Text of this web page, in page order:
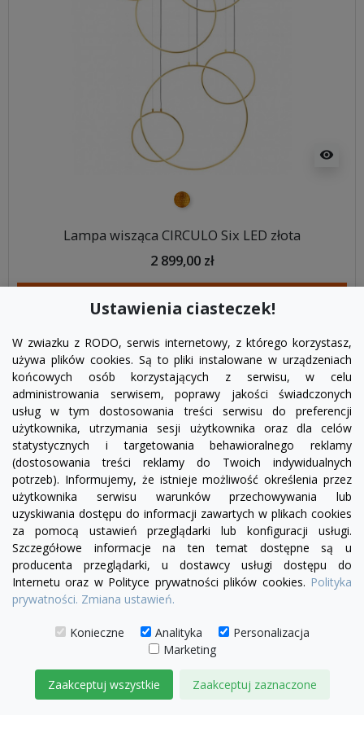
visibility
złoty
Lampa wisząca CIRCULO Six LED złota
2 899,00 zł
FacebookYouTubePinterest
Ustawienia ciasteczek!
W zwiazku z RODO, serwis internetowy, z którego korzystasz,
używa plików cookies. Są to pliki instalowane w urządzeniach
końcowych osób korzystających z serwisu, w celu
administrowania serwisem, poprawy jakości świadczonych
usług w tym dostosowania treści serwisu do preferencji
użytkownika, utrzymania sesji użytkownika oraz dla celów
statystycznych i targetowania behawioralnego reklamy
(dostosowania treści reklamy do Twoich indywidualnych
potrzeb). Informujemy, że istnieje możliwość określenia przez
użytkownika serwisu warunków przechowywania lub
uzyskiwania dostępu do informacji zawartych w plikach cookies
za pomocą ustawień przeglądarki lub konfiguracji usługi.
Szczegółowe informacje na ten temat dostępne są u
producenta przeglądarki, u dostawcy usługi dostępu do
Internetu oraz w Polityce prywatności plików cookies. Polityka
prywatności. Zmiana ustawień.
Konieczne Analityka
Personalizacja
Marketing
Zaakceptuj wszystkie Zaakceptuj zaznaczone
PRODUKTY

INFORMACJE
